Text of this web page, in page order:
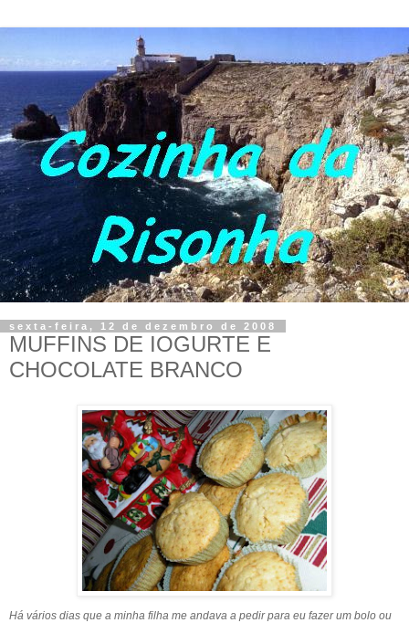
sexta-feira, 12 de dezembro de 2008
MUFFINS DE IOGURTE E
CHOCOLATE BRANCO
Há vários dias que a minha filha me andava a pedir para eu fazer um bolo ou